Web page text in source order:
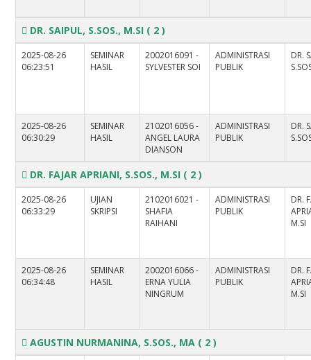
DR. SAIPUL, S.SOS., M.SI ( 2 )
2025-08-26
06:23:51
SEMINAR
HASIL
2002016091 -
SYLVESTER SOI
ADMINISTRASI
PUBLIK
DR.
2025-08-26
06:30:29
SEMINAR
HASIL
2102016056 -
ANGEL LAURA
DIANSON
ADMINISTRASI
PUBLIK
DR.
DR. FAJAR APRIANI, S.SOS., M.SI ( 2 )
2025-08-26
06:33:29
UJIAN
SKRIPSI
2102016021 -
SHAFIA
RAIHANI
ADMINISTRASI
PUBLIK
DR.
M.SI
2025-08-26
06:34:48
SEMINAR
HASIL
2002016066 -
ERNA YULIA
NINGRUM
ADMINISTRASI
PUBLIK
DR.
M.SI
AGUSTIN NURMANINA, S.SOS., MA ( 2 )